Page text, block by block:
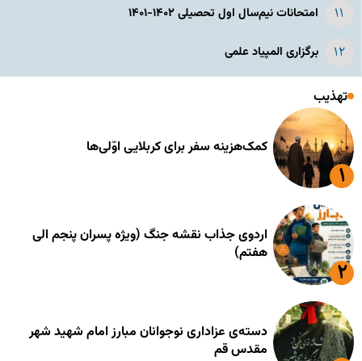
امتحانات نیم‌سال اول تحصیلی ۱۴۰۲-۱۴۰۱
برگزاری المپیاد علمی
تهذیب
کمک‌هزینه سفر برای کربلایی اوّلی‌ها
اردوی جذاب نقشه جنگ (ویژه پسران پنجم الی
هفتم)
دسته‌ی عزاداری نوجوانان مبارز امام شهید شهر
مقدس قم